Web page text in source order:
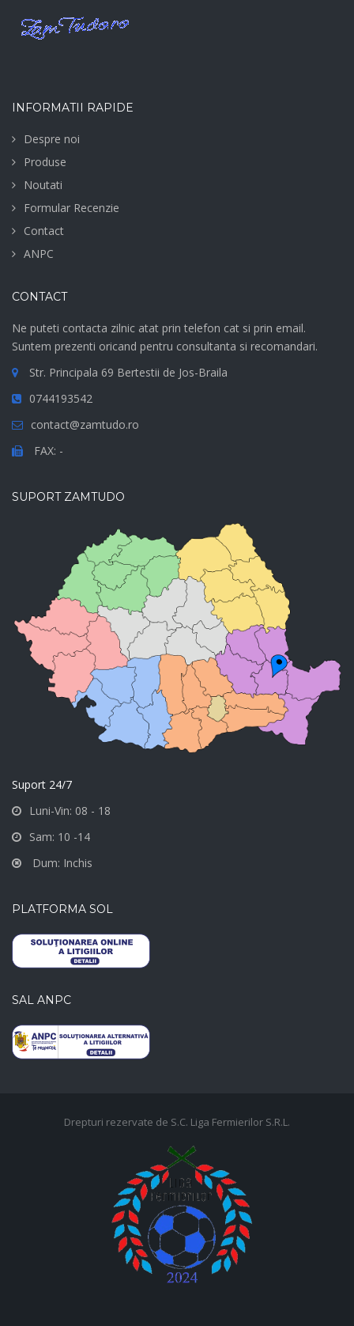
INFORMATII RAPIDE
Despre noi
Produse
Noutati
Formular Recenzie
Contact
ANPC
CONTACT
Ne puteti contacta zilnic atat prin telefon cat si prin email.
Suntem prezenti oricand pentru consultanta si recomandari.
Str. Principala 69 Bertestii de Jos-Braila
0744193542
contact@zamtudo.ro
FAX: -
SUPORT ZAMTUDO
Suport 24/7
Luni-Vin: 08 - 18
Sam: 10 -14
Dum: Inchis
PLATFORMA SOL
SAL ANPC
Drepturi rezervate de S.C. Liga Fermierilor S.R.L.